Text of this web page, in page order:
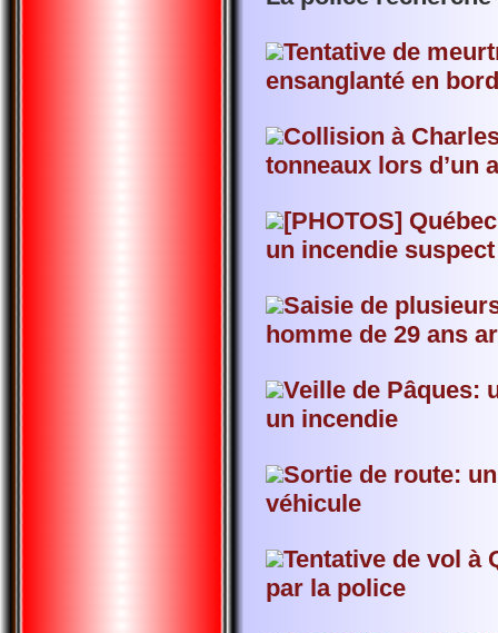
Tentative de
ensanglanté en
Collision à
tonneaux lors d’un
[PHOTOS]
un incendie
Saisie de
homme de 29 ans
Veille de Pâques:
un incendie
Sortie de route:
véhicule
Tentative de vol à
par la police